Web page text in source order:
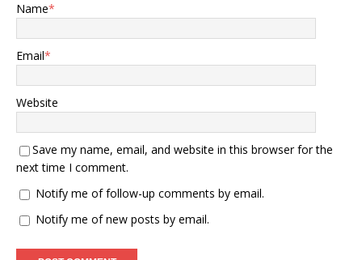
Name*
Email*
Website
Save my name, email, and website in this browser for the
next time I comment.
Notify me of follow-up comments by email.
Notify me of new posts by email.